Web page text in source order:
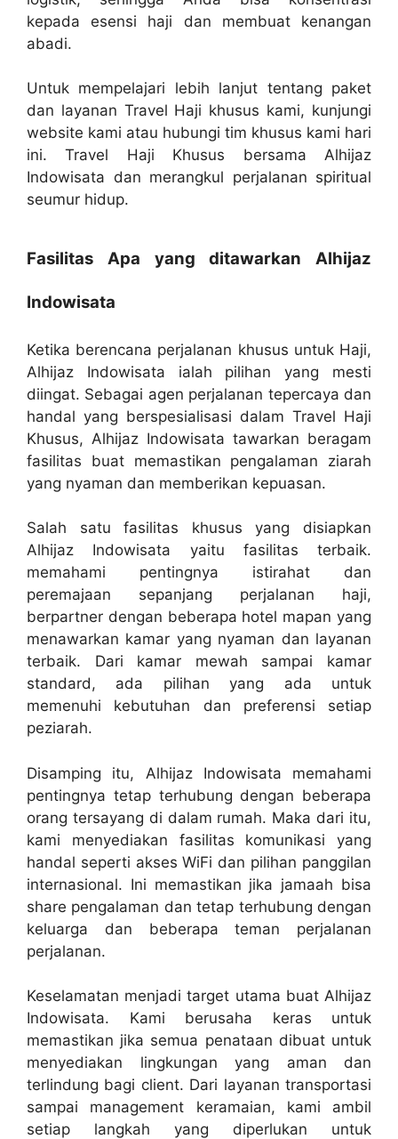
kepada esensi haji dan membuat kenangan
abadi.
Untuk mempelajari lebih lanjut tentang paket
dan layanan Travel Haji khusus kami, kunjungi
website kami atau hubungi tim khusus kami hari
ini. Travel Haji Khusus bersama Alhijaz
Indowisata dan merangkul perjalanan spiritual
seumur hidup.
Fasilitas Apa yang ditawarkan Alhijaz
Indowisata
Ketika berencana perjalanan khusus untuk Haji,
Alhijaz Indowisata ialah pilihan yang mesti
diingat. Sebagai agen perjalanan tepercaya dan
handal yang berspesialisasi dalam Travel Haji
Khusus, Alhijaz Indowisata tawarkan beragam
fasilitas buat memastikan pengalaman ziarah
yang nyaman dan memberikan kepuasan.
Salah satu fasilitas khusus yang disiapkan
Alhijaz Indowisata yaitu fasilitas terbaik.
memahami pentingnya istirahat dan
peremajaan sepanjang perjalanan haji,
berpartner dengan beberapa hotel mapan yang
menawarkan kamar yang nyaman dan layanan
terbaik. Dari kamar mewah sampai kamar
standard, ada pilihan yang ada untuk
memenuhi kebutuhan dan preferensi setiap
peziarah.
Disamping itu, Alhijaz Indowisata memahami
pentingnya tetap terhubung dengan beberapa
orang tersayang di dalam rumah. Maka dari itu,
kami menyediakan fasilitas komunikasi yang
handal seperti akses WiFi dan pilihan panggilan
internasional. Ini memastikan jika jamaah bisa
share pengalaman dan tetap terhubung dengan
keluarga dan beberapa teman perjalanan
perjalanan.
Keselamatan menjadi target utama buat Alhijaz
Indowisata. Kami berusaha keras untuk
memastikan jika semua penataan dibuat untuk
menyediakan lingkungan yang aman dan
terlindung bagi client. Dari layanan transportasi
sampai management keramaian, kami ambil
setiap langkah yang diperlukan untuk